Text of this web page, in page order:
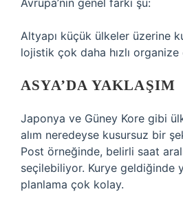
Avrupa’nın genel farkı şu:
Altyapı küçük ülkeler üzerine
lojistik çok daha hızlı organize
ASYA’DA YAKLAŞIM
Japonya ve Güney Kore gibi
alım neredeyse kusursuz bir
Post örneğinde, belirli saat
seçilebiliyor. Kurye geldiğinde
planlama çok kolay.